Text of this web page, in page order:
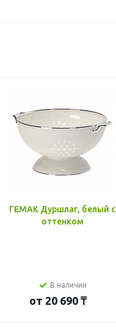
ГЕМАК Дуршлаг, белый с
оттенком
В наличии
от 20 690 ₸